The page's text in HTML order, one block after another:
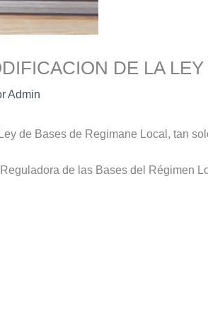
DE LA
Admin
de Bases de Regimane Local, tan
de las Bases del Régimen